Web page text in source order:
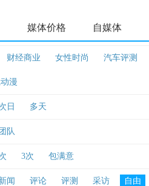
媒体价格 自媒体
财经商业 女性时尚 汽车评测
漫
日 多天
团队
3次 包满意
闻 评论 评测 采访 自由